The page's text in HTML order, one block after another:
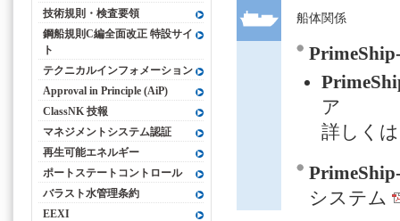
船体関係
ア
詳しく
システム
技術規則・検査要領
鋼船規則C編全面改正 特設サイ
ト
テクニカルインフォメーション
Approval in Principle (AiP)
ClassNK 技報
マネジメントシステム認証
再生可能エネルギー
ポートステートコントロール
バラスト水管理条約
EEXI